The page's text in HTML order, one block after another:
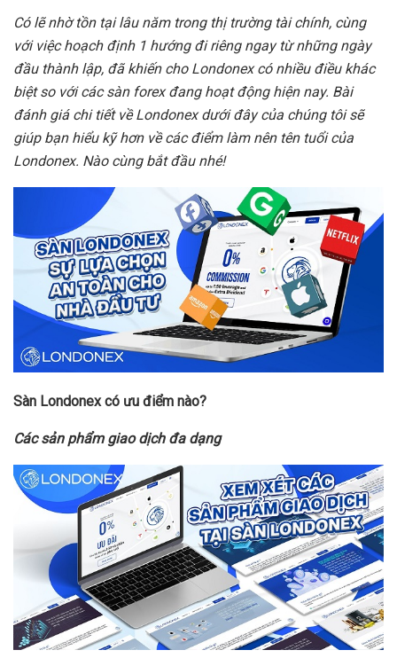
Có lẽ nhờ tồn tại lâu năm trong thị trường tài chính, cùng
với việc hoạch định 1 hướng đi riêng ngay từ những ngày
đầu thành lập, đã khiến cho Londonex có nhiều điều khác
biệt so với các sàn forex đang hoạt động hiện nay. Bài
đánh giá chi tiết về Londonex dưới đây của chúng tôi sẽ
giúp bạn hiểu kỹ hơn về các điểm làm nên tên tuổi của
Londonex. Nào cùng bắt đầu nhé!
Sàn Londonex có ưu điểm nào?
Các sản phẩm giao dịch đa dạng